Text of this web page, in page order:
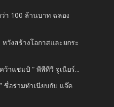
ว่า 100 ล้านบาท ฉลอง
วังสร้างโอกาสและยกระ
าแชมป์ ” พีพีทีวี จูเนียร์...
ชื่อร่วมทำเนียบกับ แจ๊ค